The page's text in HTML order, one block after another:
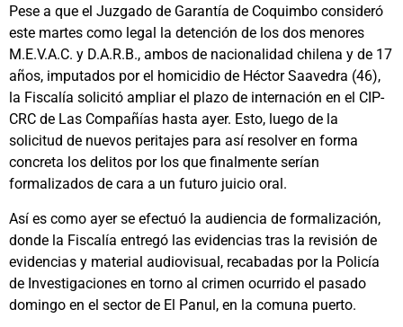
Pese a que el Juzgado de Garantía de Coquimbo consideró
este martes como legal la detención de los dos menores
M.E.V.A.C. y D.A.R.B., ambos de nacionalidad chilena y de 17
años, imputados por el homicidio de Héctor Saavedra (46),
la Fiscalía solicitó ampliar el plazo de internación en el CIP-
CRC de Las Compañías hasta ayer. Esto, luego de la
solicitud de nuevos peritajes para así resolver en forma
concreta los delitos por los que finalmente serían
formalizados de cara a un futuro juicio oral.
Así es como ayer se efectuó la audiencia de formalización,
donde la Fiscalía entregó las evidencias tras la revisión de
evidencias y material audiovisual, recabadas por la Policía
de Investigaciones en torno al crimen ocurrido el pasado
domingo en el sector de El Panul, en la comuna puerto.